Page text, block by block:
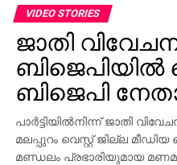
ജീവനക്കാര്‍ക്ക്
ആവര്‍ത്തിച്ച് അഞ്ചുതവണ
ആക്രമണം
പരാതിയില്‍ പറയുന്നു.
ആവശ്യങ്ങള്‍ക്കായി
പ്രതികളെന്ന് പൊലീസ്
സംഭവത്തില്‍
ചെയ്തു.
VIDEO STORIES
ജാതി
ബിജെപിയില്‍
ബിജെപി
പാര്‍ട്ടിയില്‍നിന്ന് ജാതി
മലപ്പുറം വെസ്റ്റ് ജില്ല
മണ്ഡലം പ്രഭാരിയുമായ